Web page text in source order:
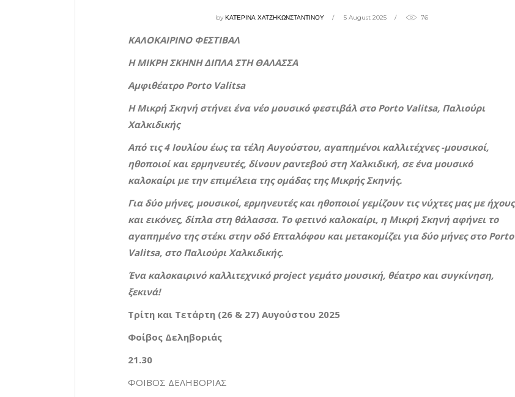
byΚΑΤΕΡΙΝΑ ΧΑΤΖΗΚΩΝΣΤΑΝΤΙΝΟΥ 5 August 2025 76
ΚΑΛΟΚΑΙΡΙΝΟ ΦΕΣΤΙΒΑΛ
Η ΜΙΚΡΗ ΣΚΗΝΗ ΔΙΠΛΑ ΣΤΗ ΘΑΛΑΣΣΑ
Αμφιθέατρο Porto Valitsa
Η Μικρή Σκηνή στήνει ένα νέο μουσικό φεστιβάλ στο Porto Valitsa, Παλιούρι
Χαλκιδικής
Από τις 4 Ιουλίου έως τα τέλη Αυγούστου, αγαπημένοι καλλιτέχνες -μουσικοί,
ηθοποιοί και ερμηνευτές, δίνουν ραντεβού στη Χαλκιδική, σε ένα μουσικό
καλοκαίρι με την επιμέλεια της ομάδας της Μικρής Σκηνής.
Για δύο μήνες, μουσικοί, ερμηνευτές και ηθοποιοί γεμίζουν τις νύχτες μας με ήχους
και εικόνες, δίπλα στη θάλασσα. Το φετινό καλοκαίρι, η Μικρή Σκηνή αφήνει το
αγαπημένο της στέκι στην οδό Επταλόφου και μετακομίζει για δύο μήνες στο Porto
Valitsa, στο Παλιούρι Χαλκιδικής.
Ένα καλοκαιρινό καλλιτεχνικό projectγεμάτο μουσική, θέατρο και συγκίνηση,
ξεκινά!
Τρίτη και Τετάρτη (26 & 27) Αυγούστου 2025
Φοίβος Δεληβοριάς
21.30
ΦΟΙΒΟΣ ΔΕΛΗΒΟΡΙΑΣ